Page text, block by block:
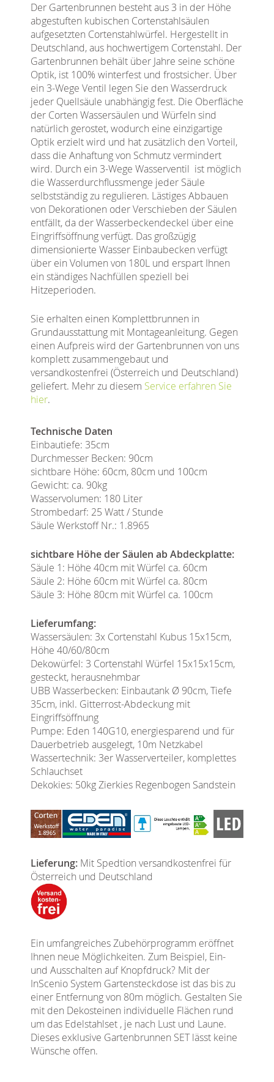
Der Gartenbrunnen besteht aus 3 in der Höhe
abgestuften kubischen Cortenstahlsäulen
aufgesetzten Cortenstahlwürfel. Hergestellt in
Deutschland, aus hochwertigem Cortenstahl. Der
Gartenbrunnen behält über Jahre seine schöne
Optik, ist 100% winterfest und frostsicher. Über
ein 3-Wege Ventil legen Sie den Wasserdruck
jeder Quellsäule unabhängig fest. Die Oberfläche
der Corten Wassersäulen und Würfeln sind
natürlich gerostet, wodurch eine einzigartige
Optik erzielt wird und hat zusätzlich den Vorteil,
dass die Anhaftung von Schmutz vermindert
wird. Durch ein 3-Wege Wasserventil ist möglich
die Wasserdurchflussmenge jeder Säule
selbstständig zu regulieren. Lästiges Abbauen
von Dekorationen oder Verschieben der Säulen
entfällt, da der Wasserbeckendeckel über eine
Eingriffsöffnung verfügt. Das großzügig
dimensionierte Wasser Einbaubecken verfügt
über ein Volumen von 180L und erspart Ihnen
ein ständiges Nachfüllen speziell bei
Hitzeperioden.
Sie erhalten einen Komplettbrunnen in
Grundausstattung mit Montageanleitung. Gegen
einen Aufpreis wird der Gartenbrunnen von uns
komplett zusammengebaut und
versandkostenfrei (Österreich und Deutschland)
geliefert. Mehr zu diesem Service erfahren Sie
hier.
Technische Daten
Einbautiefe: 35cm
Durchmesser Becken: 90cm
sichtbare Höhe: 60cm, 80cm und 100cm
Gewicht: ca. 90kg
Wasservolumen: 180 Liter
Strombedarf: 25 Watt / Stunde
Säule Werkstoff Nr.: 1.8965
sichtbare Höhe der Säulen ab Abdeckplatte:
Säule 1: Höhe 40cm mit Würfel ca. 60cm
Säule 2: Höhe 60cm mit Würfel ca. 80cm
Säule 3: Höhe 80cm mit Würfel ca. 100cm
Lieferumfang:
Wassersäulen: 3x Cortenstahl Kubus 15x15cm,
Höhe 40/60/80cm
Dekowürfel: 3 Cortenstahl Würfel 15x15x15cm,
gesteckt, herausnehmbar
UBB Wasserbecken: Einbautank Ø 90cm, Tiefe
35cm, inkl. Gitterrost-Abdeckung mit
Eingriffsöffnung
Pumpe: Eden 140G10, energiesparend und für
Dauerbetrieb ausgelegt, 10m Netzkabel
Wassertechnik: 3er Wasserverteiler, komplettes
Schlauchset
Dekokies: 50kg Zierkies Regenbogen Sandstein
Lieferung: Mit Spedtion versandkostenfrei für
Österreich und Deutschland
Ein umfangreiches Zubehörprogramm eröffnet
Ihnen neue Möglichkeiten. Zum Beispiel, Ein-
und Ausschalten auf Knopfdruck? Mit der
InScenio System Gartensteckdose ist das bis zu
einer Entfernung von 80m möglich. Gestalten Sie
mit den Dekosteinen individuelle Flächen rund
um das Edelstahlset , je nach Lust und Laune.
Dieses exklusive Gartenbrunnen SET lässt keine
Wünsche offen.